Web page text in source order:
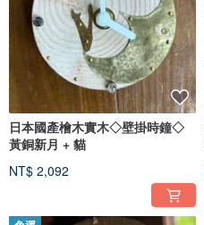
日本國產檜木實木◇壁掛時鐘◇
黃銅新月 + 貓
NT$ 2,092